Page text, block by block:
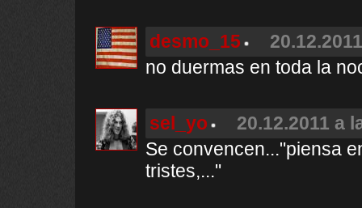
desmo_15
no duermas en toda la
sel_yo
20.12.2011 a
Se convencen..."piensa
tristes,..."